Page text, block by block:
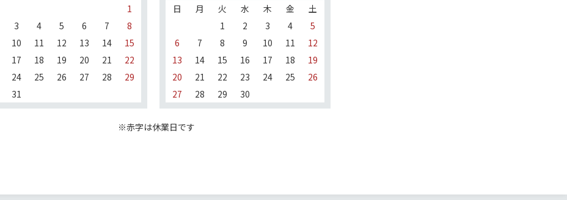
1
3 4 5 6 7
8
10 11 12 13 14
15
17 18 19 20 21
22
24 25 26 27 28
29
31
日
月 火 水 木 金
土
1
2 3 4
5
6
7 8 9 10 11
12
13
14 15 16 17 18
19
20
21 22 23 24 25
26
27
28 29 30
※赤字は休業日です